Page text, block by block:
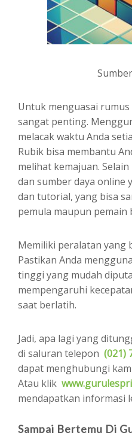
Untuk menguasai
sangat penting.
melacak waktu Anda
Rubik bisa membantu
melihat kemajuan.
dan sumber daya online
dan tutorial, yang bisa
pemula maupun pemain
Memiliki peralatan yang
Pastikan Anda
tinggi yang mudah
mempengaruhi
saat berlatih.
Jadi, apa lagi yang
di saluran telepon (021)
dapat menghubungi
Atau klik
mendapatkan informasi
Sampai Bertemu Di